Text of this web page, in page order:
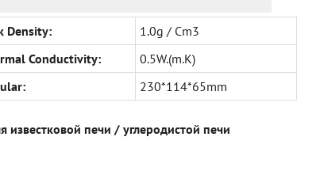
Density:
1.0g / Cm3
Conductivity:
0.5W.(m.K)
230*114*65mm
печи / углеродистой печи